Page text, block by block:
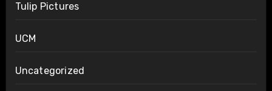
Tulip Pictures
UCM
Uncategorized